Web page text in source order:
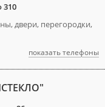
310
двери, перегородки,
показать телефоны